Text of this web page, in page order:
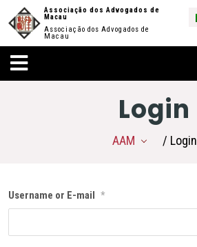
Associação dos Advogados de
Macau
Associação dos Advogados de
Macau
Login
AAM / Login
Username or E-mail *